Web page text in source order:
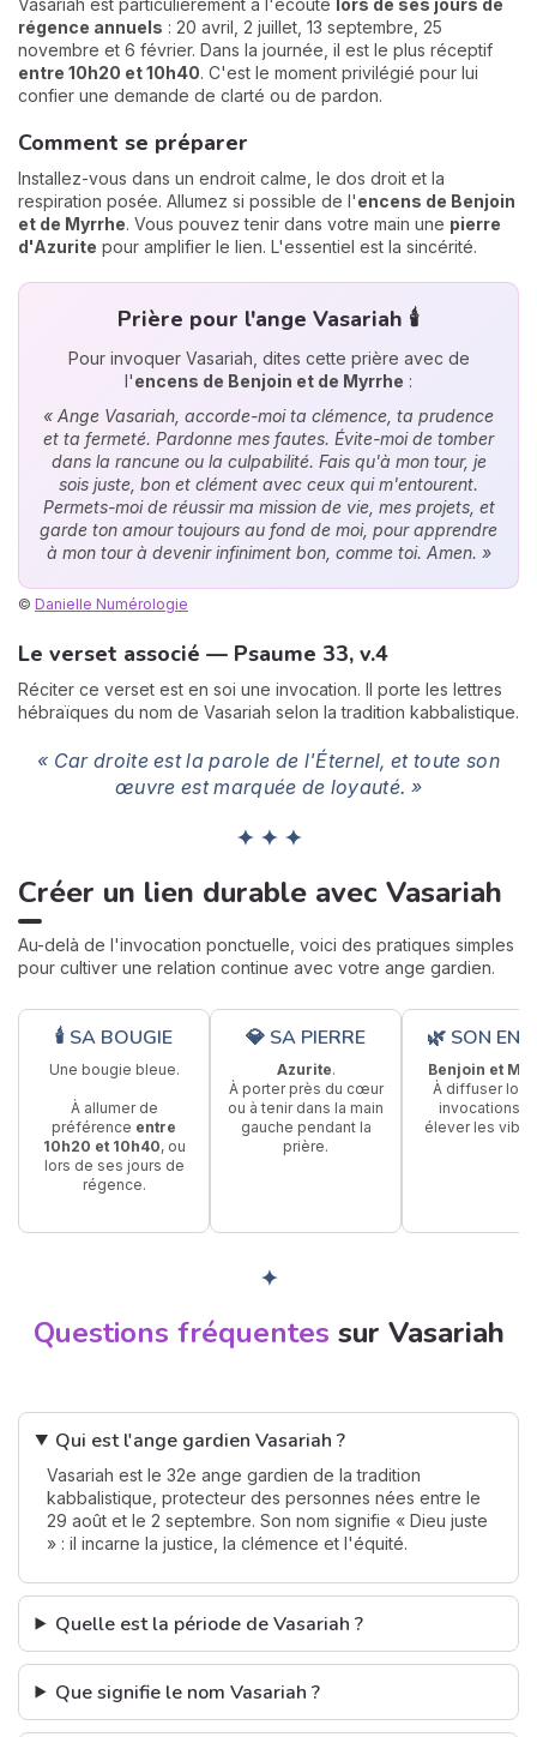
régence annuels : 20 avril, 2 juillet, 13 septembre, 25
novembre et 6 février. Dans la journée, il est le plus réceptif
entre 10h20 et 10h40. C'est le moment privilégié pour lui
confier une demande de clarté ou de pardon.
Comment se préparer
Installez-vous dans un endroit calme, le dos droit et la
respiration posée. Allumez si possible de l'encens de Benjoin
et de Myrrhe. Vous pouvez tenir dans votre main une pierre
d'Azurite pour amplifier le lien. L'essentiel est la sincérité.
Prière pour l'ange Vasariah 🕯️
Pour invoquer Vasariah, dites cette prière avec de
l'encens de Benjoin et de Myrrhe :
« Ange Vasariah, accorde-moi ta clémence, ta prudence
et ta fermeté. Pardonne mes fautes. Évite-moi de tomber
dans la rancune ou la culpabilité. Fais qu'à mon tour, je
sois juste, bon et clément avec ceux qui m'entourent.
Permets-moi de réussir ma mission de vie, mes projets, et
garde ton amour toujours au fond de moi, pour apprendre
à mon tour à devenir infiniment bon, comme toi. Amen. »
© Danielle Numérologie
Le verset associé — Psaume 33, v.4
Réciter ce verset est en soi une invocation. Il porte les lettres
hébraïques du nom de Vasariah selon la tradition kabbalistique.
« Car droite est la parole de l'Éternel, et toute son
œuvre est marquée de loyauté. »
✦ ✦ ✦
Créer un lien durable avec Vasariah
Au-delà de l'invocation ponctuelle, voici des pratiques simples
pour cultiver une relation continue avec votre ange gardien.
🕯 SA BOUGIE
Une bougie bleue.
À allumer de
préférence entre
10h20 et 10h40, ou
lors de ses jours de
régence.
💎 SA PIERRE
Azurite.
À porter près du cœur
ou à tenir dans la main
gauche pendant la
prière.
🌿 SON
Benjoin et
À diffuser lors
invocations
élever les
✦
Questions fréquentes sur Vasariah
Qui est l'ange gardien Vasariah ?
Vasariah est le 32e ange gardien de la tradition
kabbalistique, protecteur des personnes nées entre le
29 août et le 2 septembre. Son nom signifie « Dieu juste
» : il incarne la justice, la clémence et l'équité.
Quelle est la période de Vasariah ?
Que signifie le nom Vasariah ?